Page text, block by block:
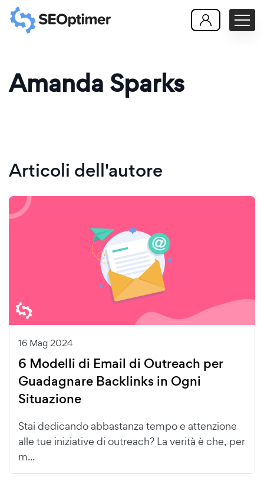
Amanda Sparks
Articoli dell'autore
16 Mag 2024
6 Modelli di Email di Outreach per
Guadagnare Backlinks in Ogni
Situazione
Stai dedicando abbastanza tempo e attenzione
alle tue iniziative di outreach? La verità è che, per
m...